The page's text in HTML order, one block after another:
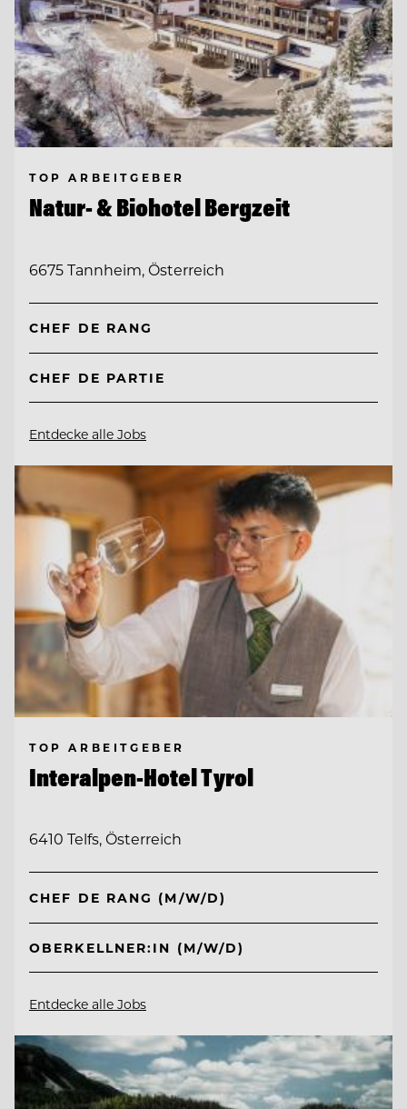
TOP ARBEITGEBER
Natur- & Biohotel Bergzeit
6675 Tannheim, Österreich
CHEF DE RANG
CHEF DE PARTIE
Entdecke alle Jobs
TOP ARBEITGEBER
Interalpen-Hotel Tyrol
6410 Telfs, Österreich
CHEF DE RANG (M/W/D)
OBERKELLNER:IN (M/W/D)
Entdecke alle Jobs